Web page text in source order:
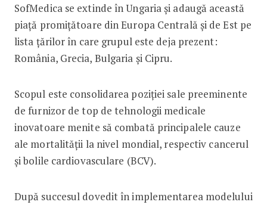
SoftMedica se extinde în Ungaria
SofMedica se extinde în Ungaria și adaugă această
piață promițătoare din Europa Centrală și de Est pe
lista țărilor în care grupul este deja prezent:
România, Grecia, Bulgaria și Cipru.
Scopul este consolidarea poziției sale preeminente
de furnizor de top de tehnologii medicale
inovatoare menite să combată principalele cauze
ale mortalității la nivel mondial, respectiv cancerul
și bolile cardiovasculare (BCV).
După succesul dovedit în implementarea modelului